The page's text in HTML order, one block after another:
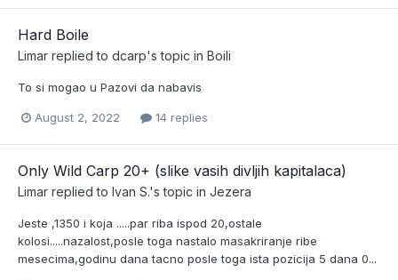
Hard Boile
Limar replied to dcarp's topic in Boili
To si mogao u Pazovi da nabavis
August 2, 2022 14 replies
Only Wild Carp 20+ (slike vasih divljih kapitalaca)
Limar replied to Ivan S.'s topic in Jezera
Jeste ,1350 i koja .....par riba ispod 20,ostale
kolosi.....nazalost,posle toga nastalo masakriranje ribe
mesecima,godinu dana tacno posle toga ista pozicija 5 dana 0...